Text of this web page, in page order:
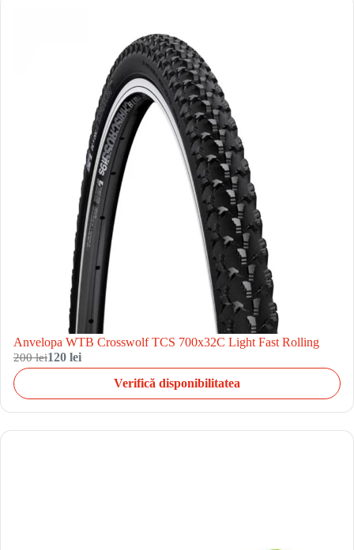
Anvelopa WTB Crosswolf TCS 700x32C Light Fast Rolling
200 lei120 lei
Verifică disponibilitatea